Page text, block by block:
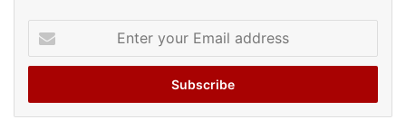
your
Email